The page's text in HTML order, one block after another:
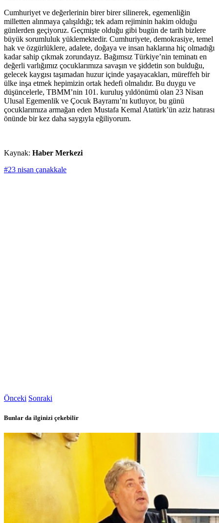
Cumhuriyet ve değerlerinin birer birer silinerek, egemenliğin
milletten alınmaya çalışıldığı; tek adam rejiminin hakim olduğu
günlerden geçiyoruz. Geçmişte olduğu gibi bugün de tarih bizlere
büyük sorumluluk yüklemektedir. Cumhuriyete, demokrasiye, temel
hak ve özgürlüklere, adalete, doğaya ve insan haklarına hiç olmadığı
kadar sahip çıkmak zorundayız. Bağımsız Türkiye’nin teminatı en
değerli varlığımız çocuklarımıza savaşın ve şiddetin son bulduğu,
gelecek kaygısı taşımadan huzur içinde yaşayacakları, müreffeh bir
ülke inşa etmek hepimizin ortak hedefi olmalıdır. Bu duygu ve
düşüncelerle, TBMM’nin 101. kuruluş yıldönümü olan 23 Nisan
Ulusal Egemenlik ve Çocuk Bayramı’nı kutluyor, bu günü
çocuklarımıza armağan eden Mustafa Kemal Atatürk’ün aziz hatırası
önünde bir kez daha saygıyla eğiliyorum.
Kaynak: Haber Merkezi
#23 nisan çanakkale
Önceki Sonraki
Bunlar da ilginizi çekebilir